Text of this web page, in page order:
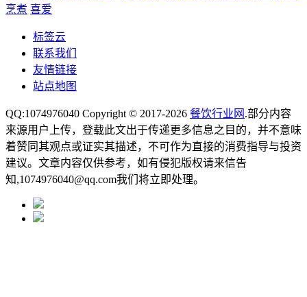
烹煮 喜爱
标签云
联系我们
友情链接
站点地图
QQ:1074976040 Copyright © 2017-2026 餐饮行业网 .部分内容
来源用户上传，登载此文出于传递更多信息之目的，并不意味
着赞同其观点或证实其描述，不可作为直接的消费指导与投资
建议。文章内容仅供参考，如有侵犯版权请来信告
知,1074976040@qq.com我们将立即处理。